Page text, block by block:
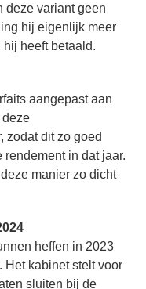
deze variant geen
hij eigenlijk meer
heeft betaald.
aangepast aan
deze
zodat dit zo goed
in dat jaar.
manier zo dicht
heffen in 2023
kabinet stelt voor
sluiten bij de